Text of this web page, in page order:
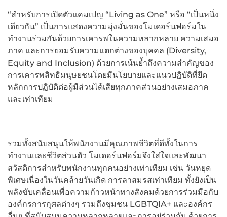
“สำหรับการเปิดตัวแคมเปญ “Living as One” หรือ “เป็นหนึ่ง
เดียวกัน” เป็นการแสดงความมุ่งมั่นของโมเดอร์นฟอร์มใน
ทำงานร่วมกันด้วยการเคารพในความหลากหลาย ความเสมอ
ภาค และการยอมรับความแตกต่างของบุคคล (Diversity,
Equity and Inclusion) ด้วยการเน้นย้ำถึงความสำคัญของ
การเคารพสิทธิมนุษยชนโดยมีนโยบายและแนวปฏิบัติที่ยึด
หลักการปฏิบัติต่อผู้มีส่วนได้เสียทุกภาคส่วนอย่างเสมอภาค
และเท่าเทียม
รวมทั้งสนับสนุนให้พนักงานมีคุณภาพชีวิตที่ดีทั้งในการ
ทำงานและชีวิตส่วนตัว โมเดอร์นฟอร์มจึงใส่ใจและพัฒนา
สวัสดิการสำหรับพนักงานทุกคนอย่างเท่าเทียม เช่น วันหยุด
พิเศษเนื่องในวันคล้ายวันเกิด การลาสมรสเท่าเทียม ทั้งยังเป็น
พลังขับเคลื่อนเพื่อความก้าวหน้าทางสังคมด้วยการร่วมมือกับ
องค์กรการกุศลต่างๆ รวมถึงชุมชน LGBTQIA+ และองค์กร